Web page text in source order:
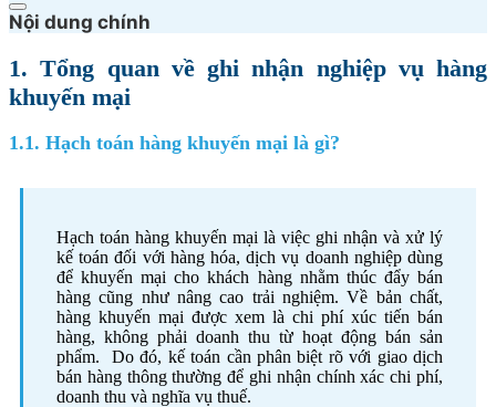
Nội dung chính
1. Tổng quan về ghi nhận nghiệp vụ hàng
khuyến mại
1.1. Hạch toán hàng khuyến mại là gì?
Hạch toán hàng khuyến mại là việc ghi nhận và xử lý
kế toán đối với hàng hóa, dịch vụ doanh nghiệp dùng
để khuyến mại cho khách hàng nhằm thúc đẩy bán
hàng cũng như nâng cao trải nghiệm. Về bản chất,
hàng khuyến mại được xem là chi phí xúc tiến bán
hàng, không phải doanh thu từ hoạt động bán sản
phẩm. Do đó, kế toán cần phân biệt rõ với giao dịch
bán hàng thông thường để ghi nhận chính xác chi phí,
doanh thu và nghĩa vụ thuế.